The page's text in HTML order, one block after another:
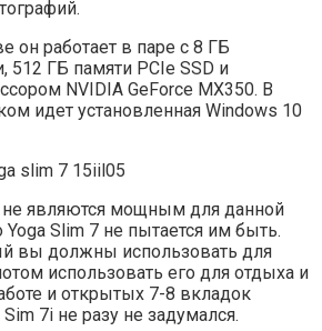
он работает в паре с 8 ГБ
512 ГБ памяти PCIe SSD и
NVIDIA GeForce MX350. В
идет установленная Windows 10
не являются мощным для данной
Yoga Slim 7 не пытается им быть.
вы должны использовать для
использовать его для отдыха и
и открытых 7-8 вкладок
7i не разу не задумался.